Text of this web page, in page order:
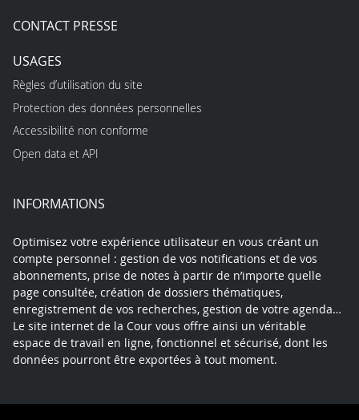
CONTACT PRESSE
USAGES
Règles d’utilisation du site
Protection des données personnelles
Accessibilité non conforme
Open data et API
INFORMATIONS
Optimisez votre expérience utilisateur en vous créant un
compte personnel : gestion de vos notifications et de vos
abonnements, prise de notes à partir de n’importe quelle
page consultée, création de dossiers thématiques,
enregistrement de vos recherches, gestion de votre agenda…
Le site internet de la Cour vous offre ainsi un véritable
espace de travail en ligne, fonctionnel et sécurisé, dont les
données pourront être exportées à tout moment.